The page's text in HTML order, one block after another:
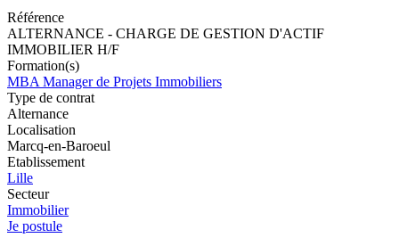
Référence
ALTERNANCE - CHARGE DE GESTION D'ACTIF
IMMOBILIER H/F
Formation(s)
MBA Manager de Projets Immobiliers
Type de contrat
Alternance
Localisation
Marcq-en-Baroeul
Etablissement
Lille
Secteur
Immobilier
Je postule